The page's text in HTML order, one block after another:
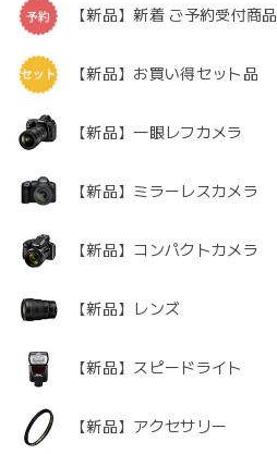
【新品】新着 ご予約受付商品
【新品】お買い得セット品
【新品】一眼レフカメラ
【新品】ミラーレスカメラ
【新品】コンパクトカメラ
【新品】レンズ
【新品】スピードライト
【新品】アクセサリー